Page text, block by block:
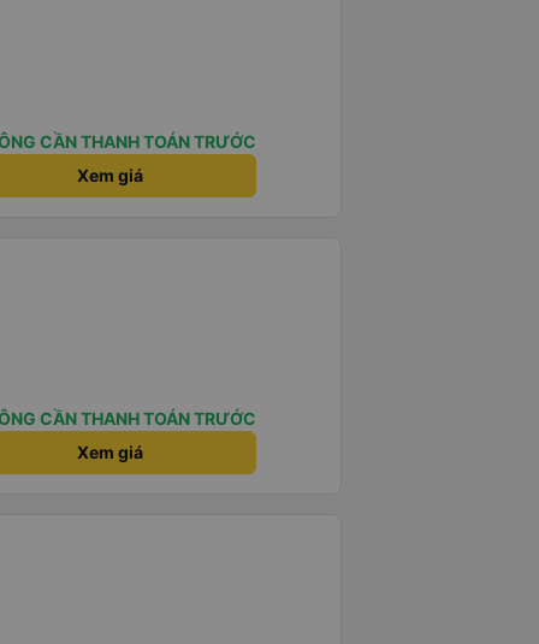
CẦN THANH TOÁN TRƯỚC
Xem giá
CẦN THANH TOÁN TRƯỚC
Xem giá